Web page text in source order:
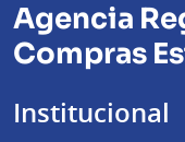
Agencia
Compras
Institucional